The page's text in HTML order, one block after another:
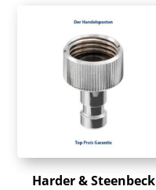
Harder & Steenbeck